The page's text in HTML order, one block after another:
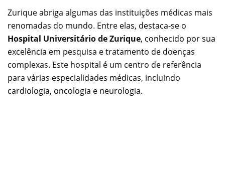
Zurique abriga algumas das instituições médicas mais
renomadas do mundo. Entre elas, destaca-se o
Hospital Universitário de Zurique, conhecido por sua
excelência em pesquisa e tratamento de doenças
complexas. Este hospital é um centro de referência
para várias especialidades médicas, incluindo
cardiologia, oncologia e neurologia.